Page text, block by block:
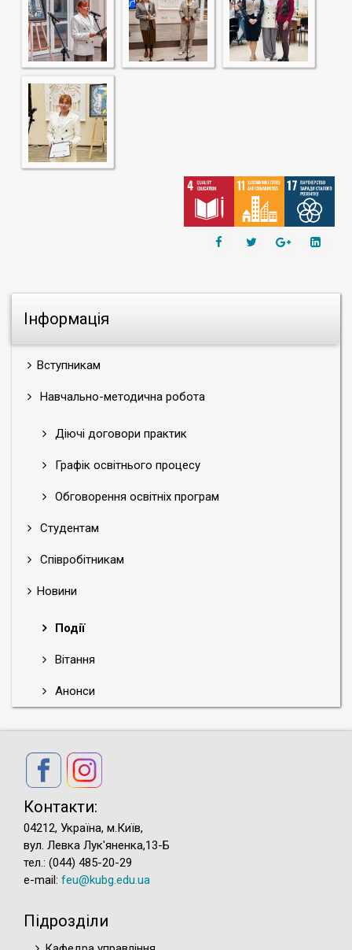
Інформація
Вступникам
Навчально-методична робота
Діючі договори практик
Графік освітнього процесу
Обговорення освітніх програм
Студентам
Співробітникам
Новини
Події
Вітання
Анонси
Контакти:
04212, Україна, м.Київ,
вул. Левка Лук'яненка,13-Б
тел.: (044) 485-20-29
e-mail: feu@kubg.edu.ua
Підрозділи